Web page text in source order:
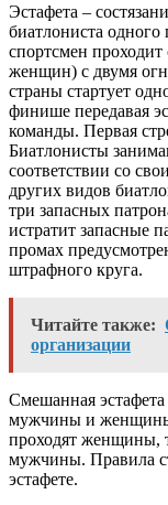
Эстафета –
биатлониста
спортсмен
женщин) с двумя
страны стартует
финише передавая
команды. Первая
Биатлонисты
соответствии со
других видов
три запасных
истратит запасные
промах
штрафного круга.
Читайте также:
организации
Смешанная
мужчины и
проходят женщины,
мужчины. Правила
эстафете.